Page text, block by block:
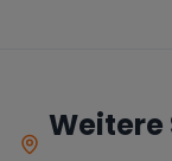
Weitere